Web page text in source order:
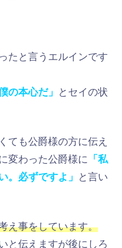
たと言うエルインです
の本心だ」
とセイの状
ても公爵様の方に伝え
変わった公爵様に 「私
。必ずですよ」
と言い
え事をしています。
と伝えますが後にしろ